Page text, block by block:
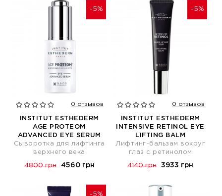
-5%
0 отзывов
INSTITUT ESTHEDERM
AGE PROTEOM
ADVANCED EYE SERUM
Сыворотка для лифтинга
верхнего века
4800 грн 4560 грн
-5%
0 отзывов
INSTITUT ESTHEDERM
INTENSIVE RETINOL EYE
LIFTING BALM
Лифтинг-бальзам вокруг
глаз с ретинолом
4140 грн 3933 грн
-5%